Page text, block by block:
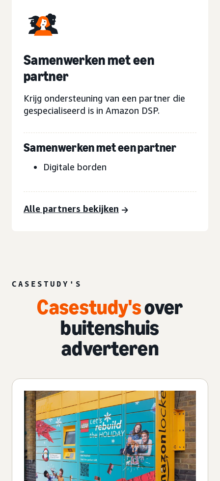
Samenwerken met een
partner
Krijg ondersteuning van een partner die
gespecialiseerd is in Amazon DSP.
Samenwerken met een partner
Digitale borden
Alle partners bekijken
CASESTUDY'S
Casestudy'sover
buitenshuis
adverteren